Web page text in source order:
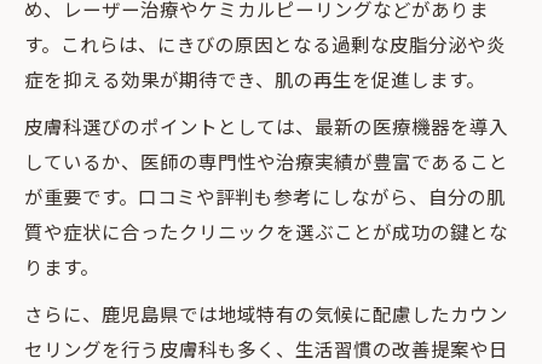
鹿児島で注目の最新にきび治療法の全貌
専門皮膚科の口コミから学ぶケアポイント
にきび注射や外用薬の効果的な選び方
鹿児島市における人気のにきび専門外来事
情
繰り返すにきびに鹿児島ならではの解決策を提
案
繰り返すにきびを防ぐ鹿児島発の対策法
口コミで話題の鹿児島式にきびケア体験談
め、レーザー治療やケミカルピーリングなどがありま
す。これらは、にきびの原因となる過剰な皮脂分泌や炎
症を抑える効果が期待でき、肌の再生を促進します。
皮膚科選びのポイントとしては、最新の医療機器を導入
しているか、医師の専門性や治療実績が豊富であること
が重要です。口コミや評判も参考にしながら、自分の肌
質や症状に合ったクリニックを選ぶことが成功の鍵とな
ります。
さらに、鹿児島県では地域特有の気候に配慮したカウン
セリングを行う皮膚科も多く、生活習慣の改善提案や日